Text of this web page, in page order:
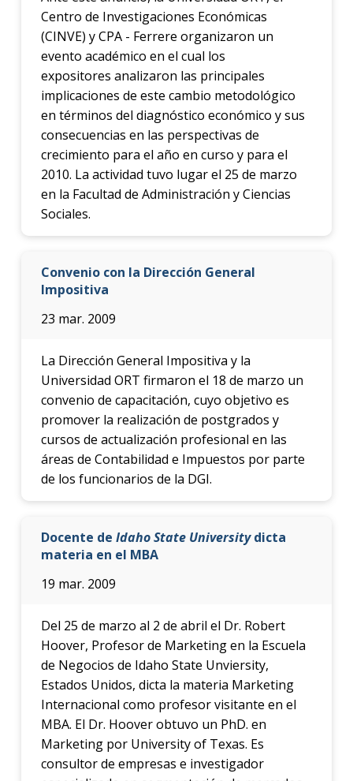
Centro de Investigaciones Económicas
(CINVE) y CPA - Ferrere organizaron un
evento académico en el cual los
expositores analizaron las principales
implicaciones de este cambio metodológico
en términos del diagnóstico económico y sus
consecuencias en las perspectivas de
crecimiento para el año en curso y para el
2010. La actividad tuvo lugar el 25 de marzo
en la Facultad de Administración y Ciencias
Sociales.
Convenio con la Dirección General
Impositiva
23 mar. 2009
La Dirección General Impositiva y la
Universidad ORT firmaron el 18 de marzo un
convenio de capacitación, cuyo objetivo es
promover la realización de postgrados y
cursos de actualización profesional en las
áreas de Contabilidad e Impuestos por parte
de los funcionarios de la DGI.
Docente de Idaho State Universitydicta
materia en el MBA
19 mar. 2009
Del 25 de marzo al 2 de abril el Dr. Robert
Hoover, Profesor de Marketing en la Escuela
de Negocios de Idaho State Unviersity,
Estados Unidos, dicta la materia Marketing
Internacional como profesor visitante en el
MBA. El Dr. Hoover obtuvo un PhD. en
Marketing por University of Texas. Es
consultor de empresas e investigador